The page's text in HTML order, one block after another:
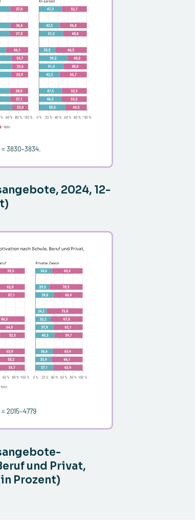
3830–3834.
2024, 12-
2015–4779
und Privat,
Prozent)